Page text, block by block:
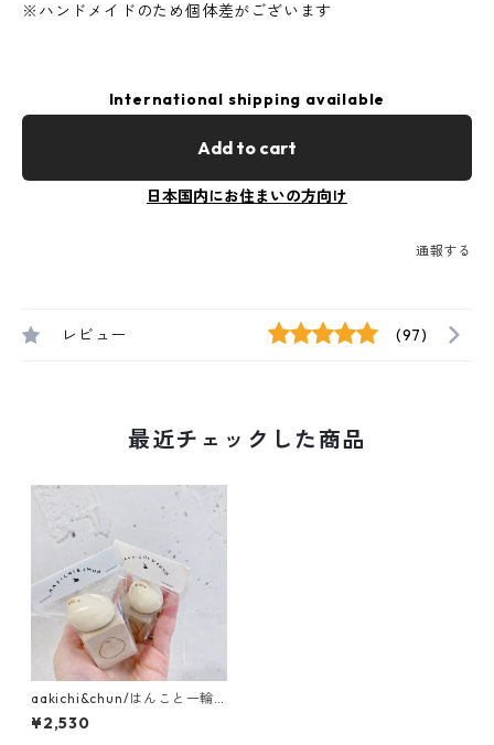
※ハンドメイドのため個体差がございます
International shipping available
Add to cart
日本国内にお住まいの方向け
通報する
レビュー (97)
最近チェックした商品
aakichi&chun/はんこと一輪
挿しのｾｯﾄ
¥2,530